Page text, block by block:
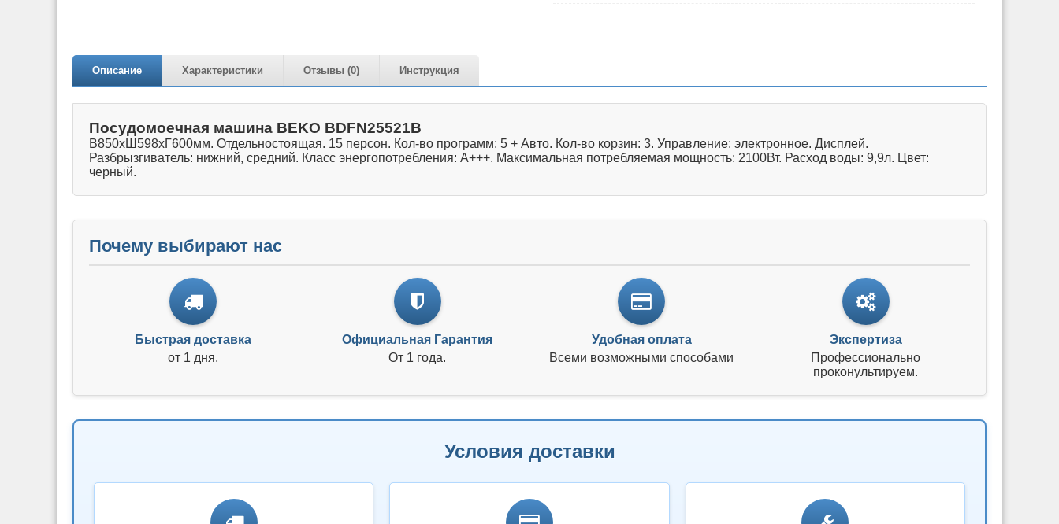
Описание Характеристики Отзывы (0) Инструкция
Посудомоечная машина BEKO BDFN25521B
В850хШ598хГ600мм. Отдельностоящая. 15 персон. Кол-во программ: 5 + Авто. Кол-во корзин: 3. Управление: электронное. Дисплей.
Разбрызгиватель: нижний, средний. Класс энергопотребления: А+++. Максимальная потребляемая мощность: 2100Вт. Расход воды: 9,9л. Цвет:
черный.
Почему выбирают нас
Быстрая доставка
от 1 дня.
Официальная Гарантия
От 1 года.
Удобная оплата
Всеми возможными способами
Экспертиза
Профессионально
проконультируем.
Условия доставки